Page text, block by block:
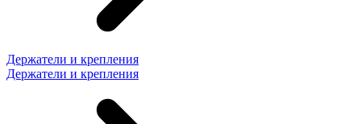
Держатели и крепления
Держатели и крепления